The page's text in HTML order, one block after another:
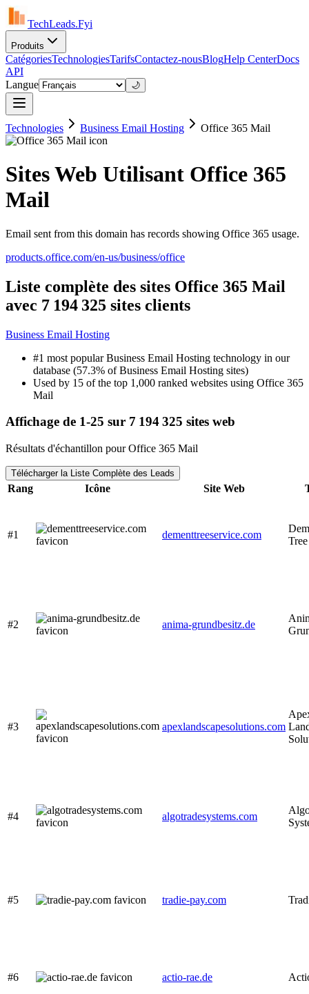
TechLeads.Fyi
Produits
CatégoriesTechnologiesTarifsContactez-nousBlogHelp CenterDocs
API
Langue
🌙
Technologies Business Email Hosting Office 365 Mail
Sites Web Utilisant Office 365
Mail
Email sent from this domain has records showing Office 365 usage.
products.office.com/en-us/business/office
Liste complète des sites Office 365 Mail
avec 7 194 325 sites clients
Business Email Hosting
#1 most popular Business Email Hosting technology in our
database (57.3% of Business Email Hosting sites)
Used by 15 of the top 1,000 ranked websites using Office 365
Mail
Affichage de 1-25 sur 7 194 325 sites web
Résultats d'échantillon pour Office 365 Mail
Télécharger la Liste Complète des Leads
Rang Icône Site Web
#1 dementtreeservice.com
#2 anima-grundbesitz.de
#3 apexlandscapesolutions.com
#4 algotradesystems.com
#5 tradie-pay.com
#6 actio-rae.de